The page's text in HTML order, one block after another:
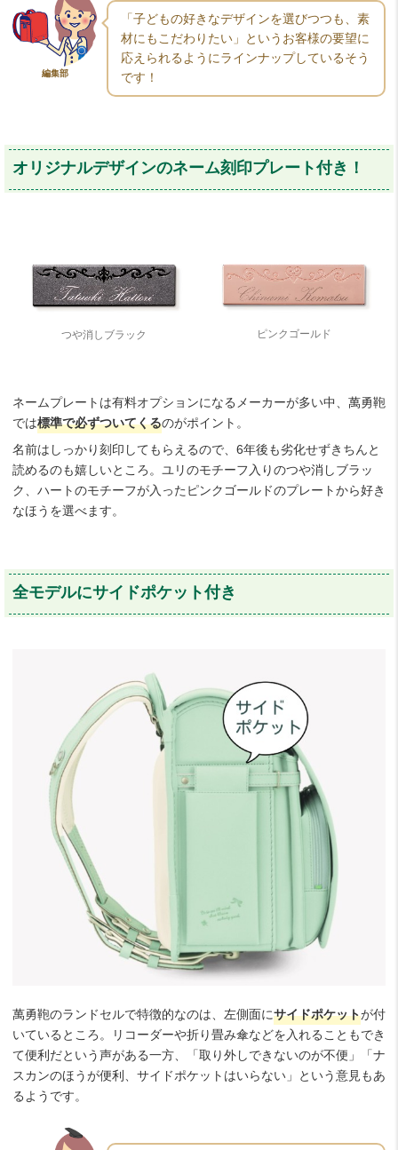
編集部
「子どもの好きなデザインを選びつつも、素
材にもこだわりたい」というお客様の要望に
応えられるようにラインナップしているそう
です！
オリジナルデザインのネーム刻印プレート付き！
つや消しブラック ピンクゴールド
ネームプレートは有料オプションになるメーカーが多い中、萬勇鞄
では標準で必ずついてくるのがポイント。
名前はしっかり刻印してもらえるので、6年後も劣化せずきちんと
読めるのも嬉しいところ。ユリのモチーフ入りのつや消しブラッ
ク、ハートのモチーフが入ったピンクゴールドのプレートから好き
なほうを選べます。
全モデルにサイドポケット付き
萬勇鞄のランドセルで特徴的なのは、左側面にサイドポケットが付
いているところ。リコーダーや折り畳み傘などを入れることもでき
て便利だという声がある一方、「取り外しできないのが不便」「ナ
スカンのほうが便利、サイドポケットはいらない」という意見もあ
るようです。